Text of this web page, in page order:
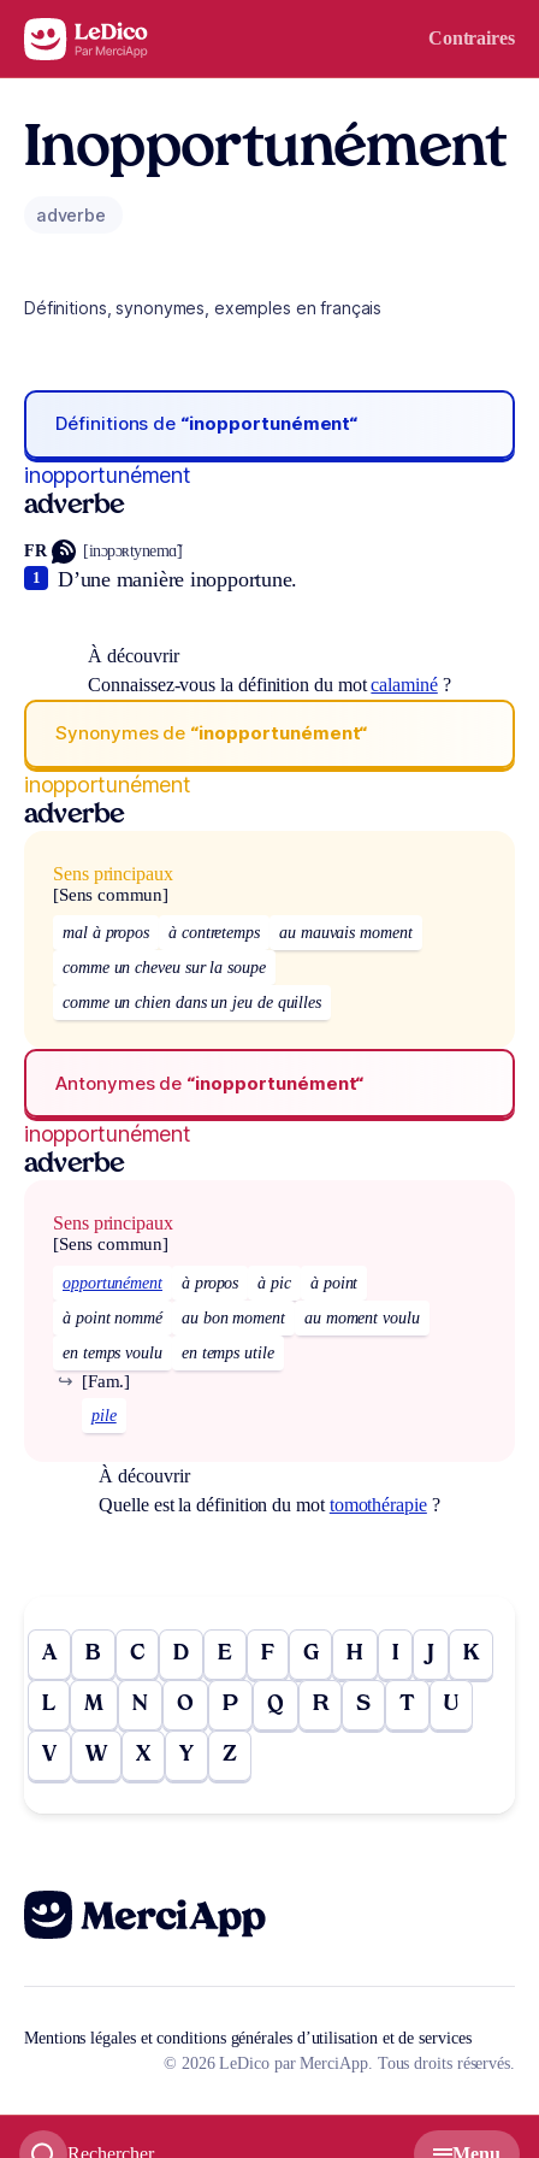
Aller au contenu Contraires
Rechercher Menu
Inopportunément
adverbe
Définitions, synonymes, exemples en français
Définitions de “inopportunément“
inopportunément
adverbe
FR [inɔpɔʀtynemɑ̃]
D’une manière inopportune.
1
À découvrir
Connaissez-vous la définition du motcalaminé?
Synonymes de “inopportunément“
inopportunément
adverbe
Sens principaux
[Sens commun]
mal à propos à contretemps
au mauvais moment
comme un cheveu sur la soupe
comme un chien dans un jeu de quilles
Antonymes de “inopportunément“
inopportunément
adverbe
Sens principaux
[Sens commun]
opportunément à propos à pic
à point
à point nommé
au bon moment
au moment voulu
en temps voulu
en temps utile
[Fam.]
↪
pile
À découvrir
Quelle est la définition du mot tomothérapie?
A B C D E F G H I J K
L M N O P Q R S T U
V W X Y Z
Mentions légales et conditions générales d’utilisation et de services
© 2026 LeDico par MerciApp. Tous droits réservés.